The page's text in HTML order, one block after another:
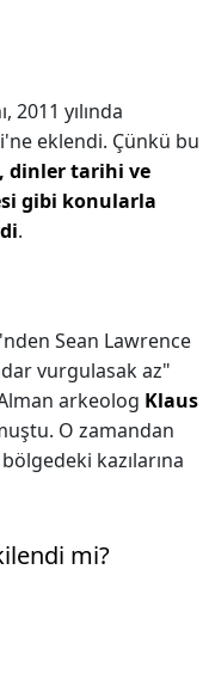
2011 yılında
eklendi. Çünkü bu
dinler tarihi ve
gibi konularla
.
Sean Lawrence
vurgulasak az"
arkeolog Klaus
O zamandan
kazılarına
mi?